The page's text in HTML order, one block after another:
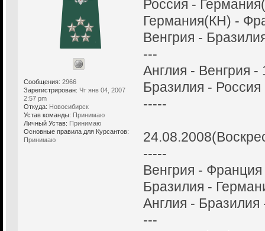
Сообщения: 2966
Зарегистрирован: Чт янв 04, 2007
2:57 pm
Откуда: Новосибирск
Устав команды: Принимаю
Личный Устав: Принимаю
Основные правила для Курсантов:
Принимаю
Россия -
Германия(КH) -
Венгрия -
---
Англия - Венгрия -
Бразилия - Россия
-----
-----
Венгрия - Франция
Бразилия -
Англия - Бразилия
---